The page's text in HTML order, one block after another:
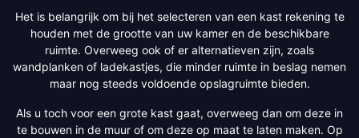
Het is belangrijk om bij het selecteren van een kast rekening te
houden met de grootte van uw kamer en de beschikbare
ruimte. Overweeg ook of er alternatieven zijn, zoals
wandplanken of ladekastjes, die minder ruimte in beslag nemen
maar nog steeds voldoende opslagruimte bieden.
Als u toch voor een grote kast gaat, overweeg dan om deze in
te bouwen in de muur of om deze op maat te laten maken. Op